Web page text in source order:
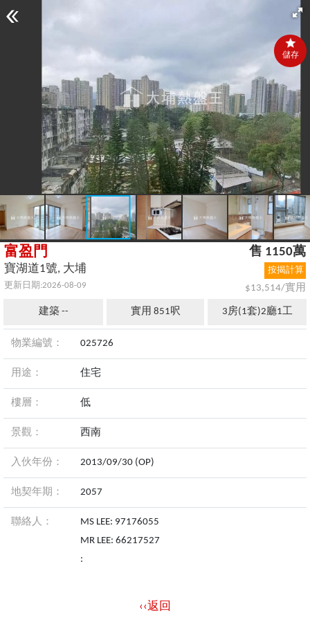
儲存
富盈門
寶湖道1號, 大埔
更新日期:2026-08-09
售 1150萬
按揭計算
$13,514/實用
建築 -- 實用 851呎 3房(1套)2廳1工
物業編號： 025726
用途： 住宅
樓層： 低
景觀： 西南
入伙年份： 2013/09/30 (OP)
地契年期： 2057
聯絡人：
MS LEE: 97176055
MR LEE: 66217527
:
‹‹返回